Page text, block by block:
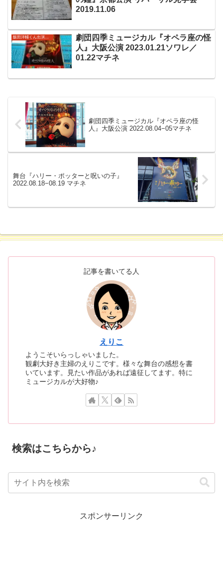
2019.11.06
飯田洋輔くん出演作品
劇団四季ミュージカル『オペラ座の怪
人』大阪公演 2023.01.21ソワレ／
01.22マチネ
劇団四季ミュージカル『オペラ座の怪
人』大阪公演 2022.08.04−05マチネ
舞台『ハリー・ポッターと呪いの子』
2022.08.18−08.19 マチネ
記事を書いてる人
えりこ
ようこそいらっしゃいました。
観劇大好き主婦のえりこです。様々な舞台の感想を書
いています。見たい作品があれば遠征してます。特に
ミュージカルが大好物♪
検索はこちらから♪
スポンサーリンク